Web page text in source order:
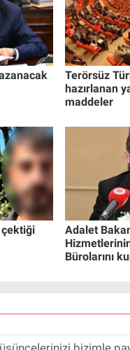
Terörsüz
hazırlanan
maddeler
çektiği
Adalet
Bürolarını